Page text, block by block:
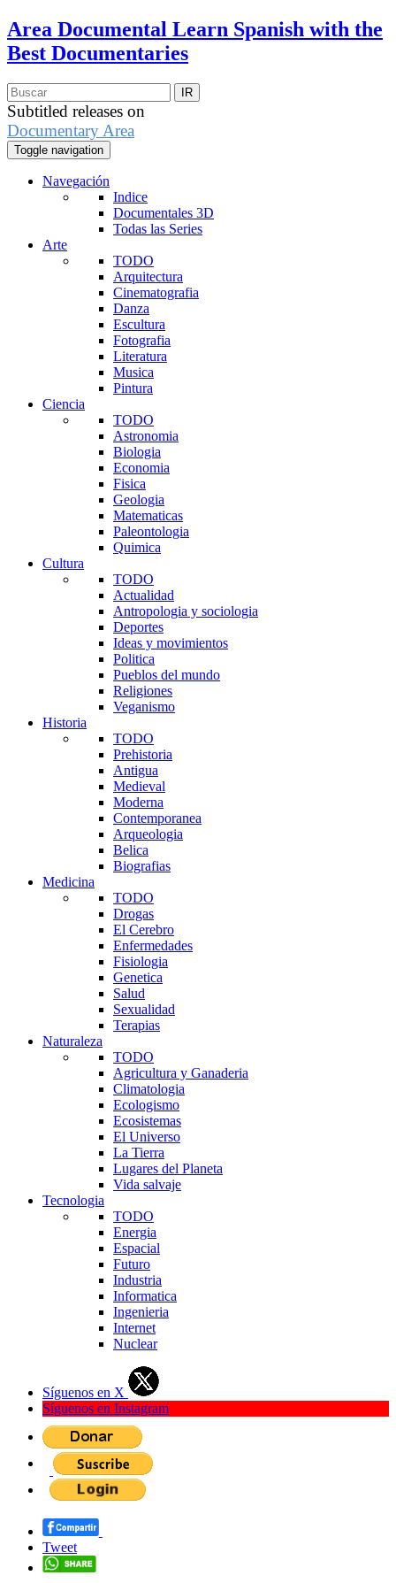
Area Documental Learn Spanish with the
Best Documentaries
Subtitled releases on
Documentary Area
Toggle navigation
Navegación
Indice
Documentales 3D
Todas las Series
Arte
TODO
Arquitectura
Cinematografia
Danza
Escultura
Fotografia
Literatura
Musica
Pintura
Ciencia
TODO
Astronomia
Biologia
Economia
Fisica
Geologia
Matematicas
Paleontologia
Quimica
Cultura
TODO
Actualidad
Antropologia y sociologia
Deportes
Ideas y movimientos
Politica
Pueblos del mundo
Religiones
Veganismo
Historia
TODO
Prehistoria
Antigua
Medieval
Moderna
Contemporanea
Arqueologia
Belica
Biografias
Medicina
TODO
Drogas
El Cerebro
Enfermedades
Fisiologia
Genetica
Salud
Sexualidad
Terapias
Naturaleza
TODO
Agricultura y Ganaderia
Climatologia
Ecologismo
Ecosistemas
El Universo
La Tierra
Lugares del Planeta
Vida salvaje
Tecnologia
TODO
Energia
Espacial
Futuro
Industria
Informatica
Ingenieria
Internet
Nuclear
Síguenos en X
Síguenos en Instagram
Tweet